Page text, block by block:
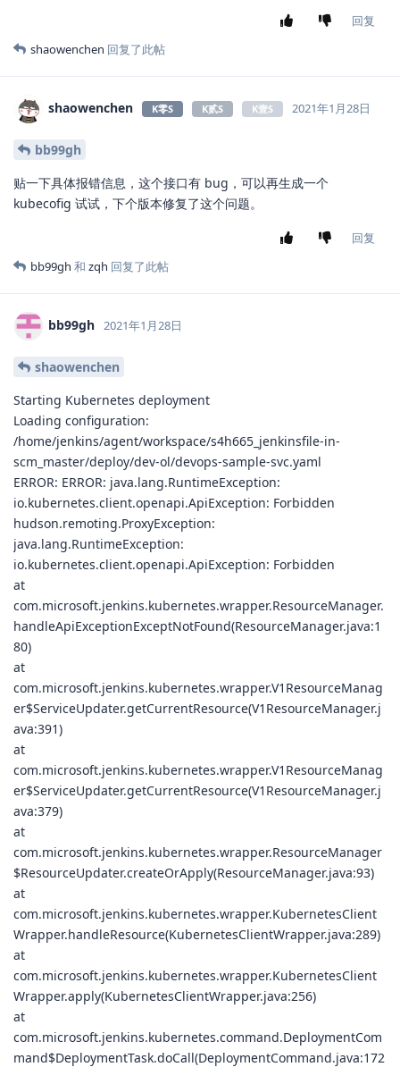
回复
shaowenchen 回复了此帖
shaowenchen K零S K贰S K壹S 2021年1月28日
bb99gh
贴一下具体报错信息，这个接口有 bug，可以再生成一个
kubecofig 试试，下个版本修复了这个问题。
回复
bb99gh 和 zqh 回复了此帖
bb99gh 2021年1月28日
shaowenchen
Starting Kubernetes deployment
Loading configuration:
/home/jenkins/agent/workspace/s4h665_jenkinsfile-in-
scm_master/deploy/dev-ol/devops-sample-svc.yaml
ERROR: ERROR: java.lang.RuntimeException:
io.kubernetes.client.openapi.ApiException: Forbidden
hudson.remoting.ProxyException:
java.lang.RuntimeException:
io.kubernetes.client.openapi.ApiException: Forbidden
at
com.microsoft.jenkins.kubernetes.wrapper.ResourceManager.
handleApiExceptionExceptNotFound(ResourceManager.java:1
80)
at
com.microsoft.jenkins.kubernetes.wrapper.V1ResourceManag
er$ServiceUpdater.getCurrentResource(V1ResourceManager.j
ava:391)
at
com.microsoft.jenkins.kubernetes.wrapper.V1ResourceManag
er$ServiceUpdater.getCurrentResource(V1ResourceManager.j
ava:379)
at
com.microsoft.jenkins.kubernetes.wrapper.ResourceManager
$ResourceUpdater.createOrApply(ResourceManager.java:93)
at
com.microsoft.jenkins.kubernetes.wrapper.KubernetesClient
Wrapper.handleResource(KubernetesClientWrapper.java:289)
at
com.microsoft.jenkins.kubernetes.wrapper.KubernetesClient
Wrapper.apply(KubernetesClientWrapper.java:256)
at
com.microsoft.jenkins.kubernetes.command.DeploymentCom
mand$DeploymentTask.doCall(DeploymentCommand.java:172